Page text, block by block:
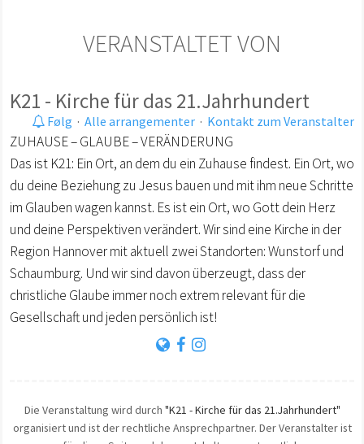
VERANSTALTET VON
K21 - Kirche für das 21.Jahrhundert
Følg · Alle arrangementer · Kontakt zum Veranstalter
ZUHAUSE – GLAUBE – VERÄNDERUNG
Das ist K21: Ein Ort, an dem du ein Zuhause findest. Ein Ort, wo
du deine Beziehung zu Jesus bauen und mit ihm neue Schritte
im Glauben wagen kannst. Es ist ein Ort, wo Gott dein Herz
und deine Perspektiven verändert. Wir sind eine Kirche in der
Region Hannover mit aktuell zwei Standorten: Wunstorf und
Schaumburg. Und wir sind davon überzeugt, dass der
christliche Glaube immer noch extrem relevant für die
Gesellschaft und jeden persönlich ist!
Die Veranstaltung wird durch "K21 - Kirche für das 21.Jahrhundert"
organisiert und ist der rechtliche Ansprechpartner. Der Veranstalter ist